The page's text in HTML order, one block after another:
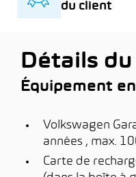
du client
Détails
Équipement
Volkswagen
années , max.
Carte de